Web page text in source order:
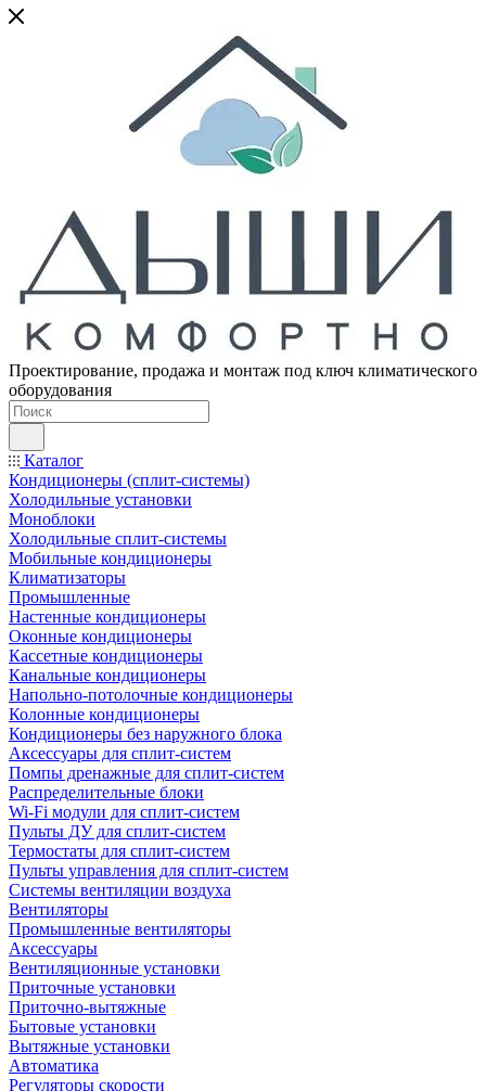
Проектирование, продажа и монтаж под ключ климатического
оборудования
Каталог
Кондиционеры (сплит-системы)
Холодильные установки
Моноблоки
Холодильные сплит-системы
Мобильные кондиционеры
Климатизаторы
Промышленные
Настенные кондиционеры
Оконные кондиционеры
Кассетные кондиционеры
Канальные кондиционеры
Напольно-потолочные кондиционеры
Колонные кондиционеры
Кондиционеры без наружного блока
Аксессуары для сплит-систем
Помпы дренажные для сплит-систем
Распределительные блоки
Wi-Fi модули для сплит-систем
Пульты ДУ для сплит-систем
Термостаты для сплит-систем
Пульты управления для сплит-систем
Системы вентиляции воздуха
Вентиляторы
Промышленные вентиляторы
Аксессуары
Вентиляционные установки
Приточные установки
Приточно-вытяжные
Бытовые установки
Вытяжные установки
Автоматика
Регуляторы скорости